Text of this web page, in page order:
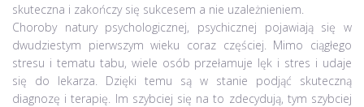
skuteczna i zakończy się sukcesem a nie uzależnieniem.
Choroby natury psychologicznej, psychicznej pojawiają się w
dwudziestym pierwszym wieku coraz częściej. Mimo ciągłego
stresu i tematu tabu, wiele osób przełamuje lęk i stres i udaje
się do lekarza. Dzięki temu są w stanie podjąć skuteczną
diagnozę i terapię. Im szybciej się na to zdecydują, tym szybciej